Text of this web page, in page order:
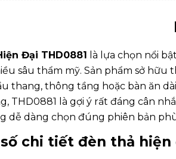
Đại THD0881
là lựa chọn nổi
sâu thẩm mỹ. Sản phẩm sở
thang, thông tầng hoặc bàn ăn
THD0881 là gợi ý rất đáng cân
dễ dàng chọn đúng phiên bản
chi tiết đèn thả hiện